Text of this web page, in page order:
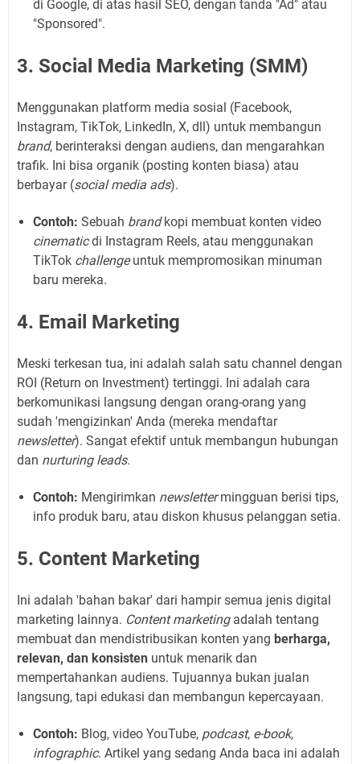
di Google, di atas hasil SEO, dengan tanda "Ad" atau
"Sponsored".
3. Social Media Marketing (SMM)
Menggunakan platform media sosial (Facebook,
Instagram, TikTok, LinkedIn, X, dll) untuk membangun
brand, berinteraksi dengan audiens, dan mengarahkan
trafik. Ini bisa organik (posting konten biasa) atau
berbayar (social media ads).
Contoh: Sebuah brandkopi membuat konten video
cinematicdi Instagram Reels, atau menggunakan
TikTok challengeuntuk mempromosikan minuman
baru mereka.
4. Email Marketing
Meski terkesan tua, ini adalah salah satu channel dengan
ROI (Return on Investment) tertinggi. Ini adalah cara
berkomunikasi langsung dengan orang-orang yang
sudah 'mengizinkan' Anda (mereka mendaftar
newsletter). Sangat efektif untuk membangun hubungan
dan nurturing leads.
Contoh: Mengirimkan newslettermingguan berisi tips,
info produk baru, atau diskon khusus pelanggan setia.
5. Content Marketing
Ini adalah 'bahan bakar' dari hampir semua jenis digital
marketing lainnya. Content marketingadalah tentang
membuat dan mendistribusikan konten yang berharga,
relevan, dan konsisten untuk menarik dan
mempertahankan audiens. Tujuannya bukan jualan
langsung, tapi edukasi dan membangun kepercayaan.
Contoh: Blog, video YouTube, podcast, e-book,
infographic. Artikel yang sedang Anda baca ini adalah